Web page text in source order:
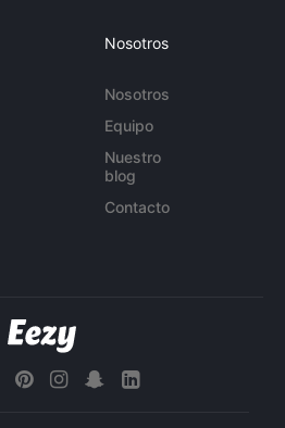
Nosotros
Nosotros
Equipo
Nuestro
blog
Contacto